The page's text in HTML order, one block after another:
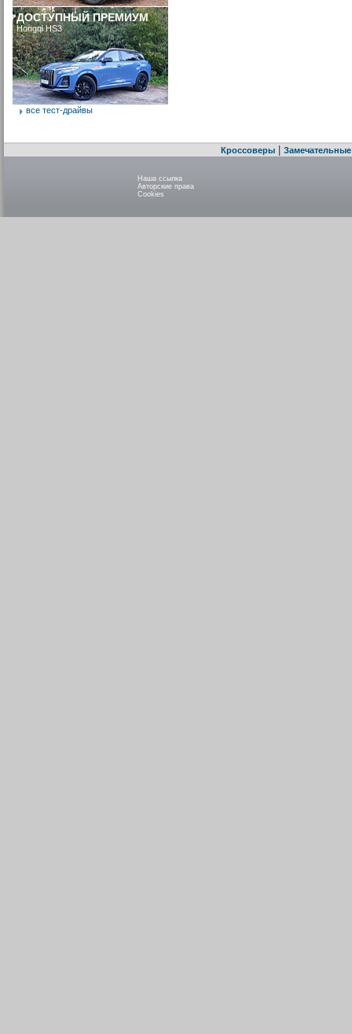
ДОСТУПНЫЙ ПРЕМИУМ
Hongqi HS3
все тест-драйвы
Кроссоверы|
Наша ссылка
Авторские права
Cookies